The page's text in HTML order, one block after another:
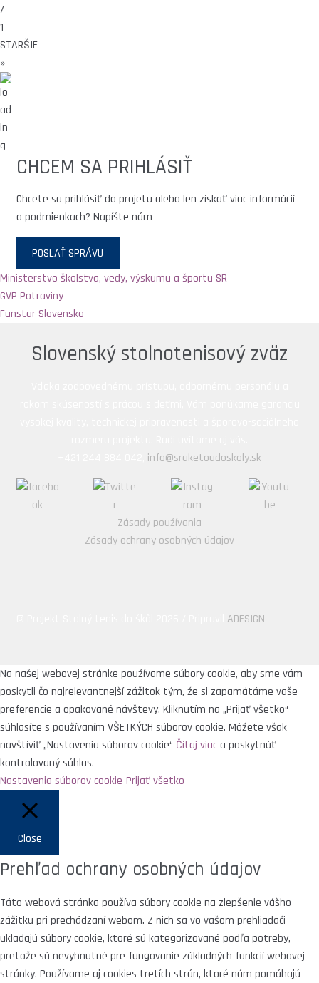
/
1
STARŠIE
»
CHCEM SA PRIHLÁSIŤ
Chcete sa prihlásiť do projetu alebo len získať viac informácií
o podmienkach? Napíšte nám
POSLAŤ SPRÁVU
Slovenský stolnotenisový zväz
info@sraketoudoskoly.sk
Zásady používania
Zásady ochrany osobných údajov
ADESIGN
Na našej webovej stránke používame súbory cookie, aby sme vám
poskytli čo najrelevantnejší zážitok tým, že si zapamätáme vaše
preferencie a opakované návštevy. Kliknutím na „Prijať všetko“
súhlasíte s používaním VŠETKÝCH súborov cookie. Môžete však
navštíviť „Nastavenia súborov cookie“ Čítaj viaca poskytnúť
kontrolovaný súhlas.
Nastavenia súborov cookie Prijať všetko
Close
Prehľad ochrany osobných údajov
Táto webová stránka používa súbory cookie na zlepšenie vášho
zážitku pri prechádzaní webom. Z nich sa vo vašom prehliadači
ukladajú súbory cookie, ktoré sú kategorizované podľa potreby,
pretože sú nevyhnutné pre fungovanie základných funkcií webovej
stránky. Používame aj cookies tretích strán, ktoré nám pomáhajú